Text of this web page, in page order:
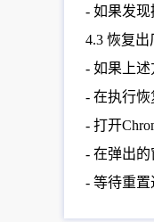
- 如果发
4.3 恢复出
- 如果上
- 在执行
- 打开
- 在弹出的
- 等待重置